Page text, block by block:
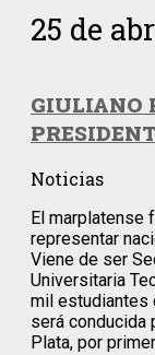
25 de
GIULIANO
Noticias
El marplatense
representar
Viene de ser
Universitaria
mil estudiantes
será conducida
Plata, por